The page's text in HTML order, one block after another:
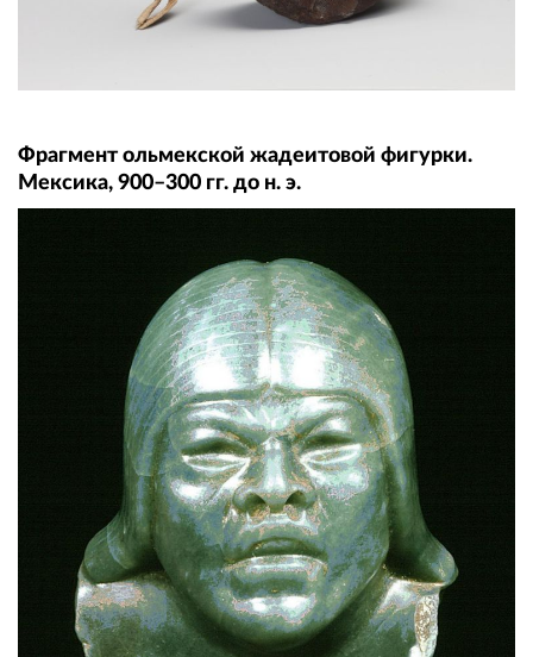
Фрагмент ольмекской жадеитовой фигурки.
Мексика, 900–300 гг. до н. э.